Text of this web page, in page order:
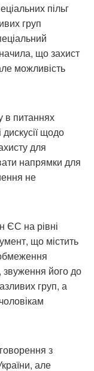
пільг
груп
що захист
можливість
в питаннях
щодо
для
напрямки для
не
ЄС на рівні
що містить
звуження його до
груп, а
з
але